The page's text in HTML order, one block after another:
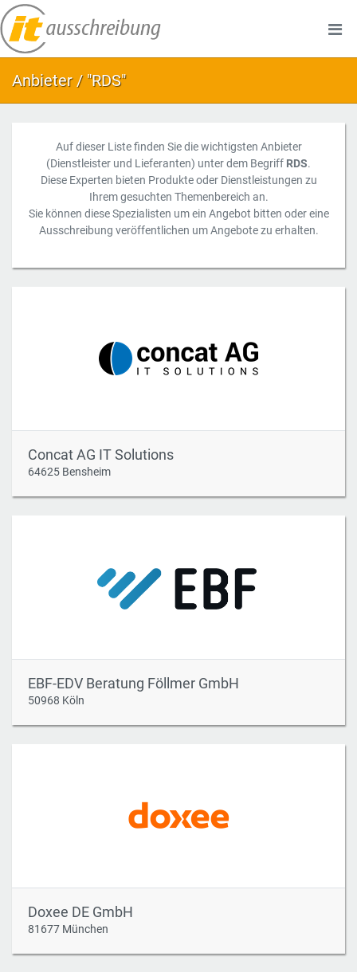
Anbieter / "RDS"
Auf dieser Liste finden Sie die wichtigsten Anbieter
(Dienstleister und Lieferanten) unter dem Begriff RDS.
Diese Experten bieten Produkte oder Dienstleistungen zu
Ihrem gesuchten Themenbereich an.
Sie können diese Spezialisten um ein Angebot bitten oder eine
Ausschreibung veröffentlichen um Angebote zu erhalten.
Concat AG IT Solutions
64625 Bensheim
EBF-EDV Beratung Föllmer GmbH
50968 Köln
Doxee DE GmbH
81677 München